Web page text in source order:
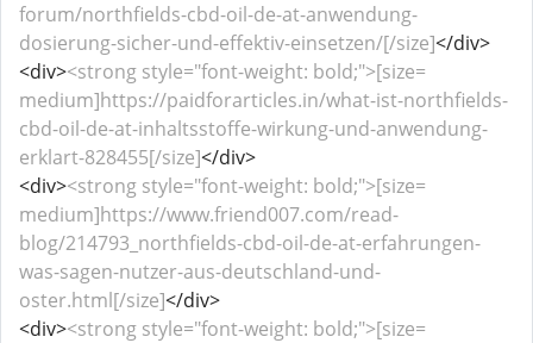
forum/northfields-cbd-oil-de-at-anwendung-
dosierung-sicher-und-effektiv-einsetzen/[/size]</div>
<div><strong style="font-weight: bold;">[size=
medium]https://paidforarticles.in/what-ist-northfields-
cbd-oil-de-at-inhaltsstoffe-wirkung-und-anwendung-
erklart-828455[/size]</div>
<div><strong style="font-weight: bold;">[size=
medium]https://www.friend007.com/read-
blog/214793_northfields-cbd-oil-de-at-erfahrungen-
was-sagen-nutzer-aus-deutschland-und-
oster.html[/size]</div>
<div><strong style="font-weight: bold;">[size=